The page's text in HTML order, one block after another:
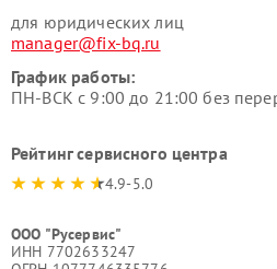
для юридических лиц
manager@fix-bq.ru
График работы:
ПН-ВСК с 9:00 до 21:00 без
Рейтинг сервисного центра
4.9-5.0
ООО "Русервис"
ИНН 7702633247